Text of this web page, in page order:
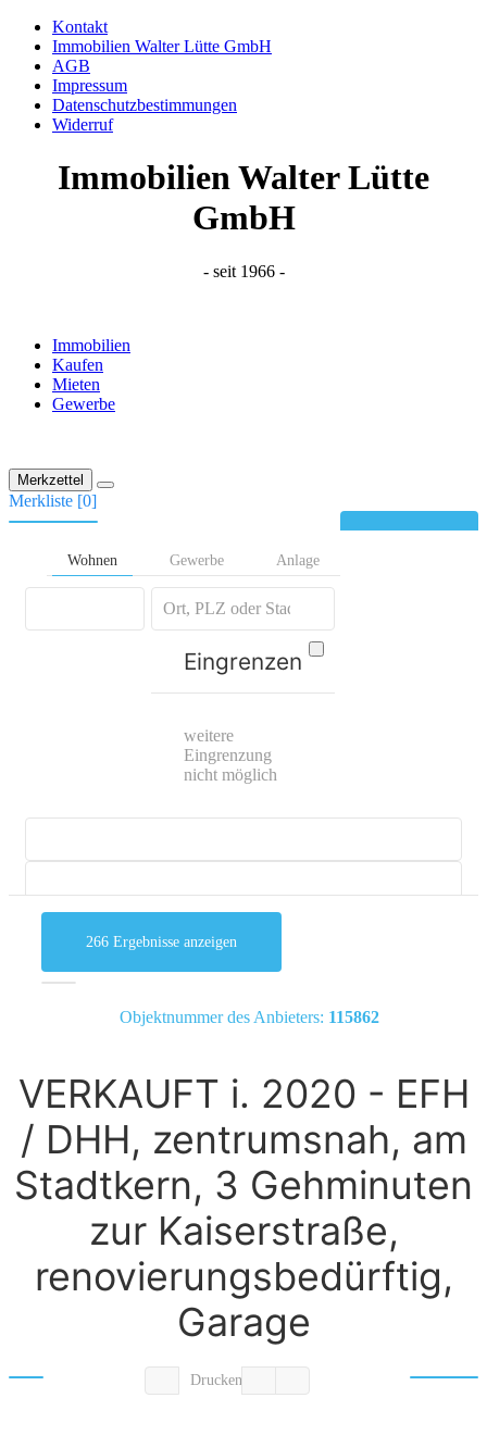
Kontakt
Immobilien Walter Lütte GmbH
AGB
Impressum
Datenschutzbestimmungen
Widerruf
Immobilien Walter Lütte
GmbH
- seit 1966 -
Immobilien
Kaufen
Mieten
Gewerbe
Merkzettel
Merkliste [0]
Wohnen
Gewerbe Anlage
Eingrenzen
weitere
Eingrenzung
nicht möglich
mehr Suchoptionen
266 Ergebnisse anzeigen
Objektnummer des Anbieters: 115862
VERKAUFT i. 2020 - EFH
/ DHH, zentrumsnah, am
Stadtkern, 3 Gehminuten
zur Kaiserstraße,
renovierungsbedürftig,
Garage
Drucken